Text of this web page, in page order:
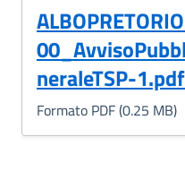
neraleTSP-1.pdf
(Formato PDF,
Formato PDF (0.25 MB)